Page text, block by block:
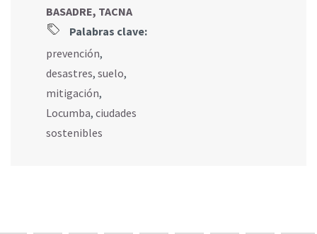
BASADRE, TACNA
Palabras clave:
prevención,
desastres, suelo,
mitigación,
Locumba, ciudades
sostenibles